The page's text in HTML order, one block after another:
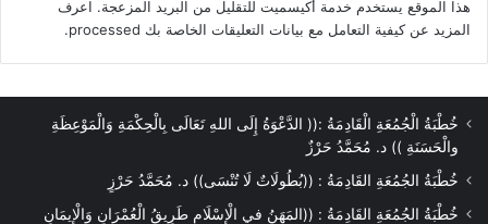
هذا الموقع يستخدم خدمة أكيسميت للتقليل من البريد المزعجة. اعرف
المزيد عن كيفية التعامل مع بيانات التعليقات الخاصة بك processed
.
خُطْبَةُ الْجُمُعَةِ الْقَادِمَةُ :(( الدَّعْوَةُ إِلَى اللهِ تَعَالَى بِالْحِكْمَةِ وَالْمَوْعِظَةِ
والْحَسَنَةِ )) د. مُحَمَّدُ حَرْزٌ
خُطْبَةُ الجُمُعَةِ القَادِمَةُ : ((بُطُولَاتٌ لَا تُنْسَى)) د. مُحَمَّدُ حَرْزٍ
خُطْبَةُ الجُمُعَةِ القَادِمَةُ : ((المَهَنُ في الْإِسْلَامِ طَرِيقُ الْعُمْرَانِ وَالْإِيمَانِ